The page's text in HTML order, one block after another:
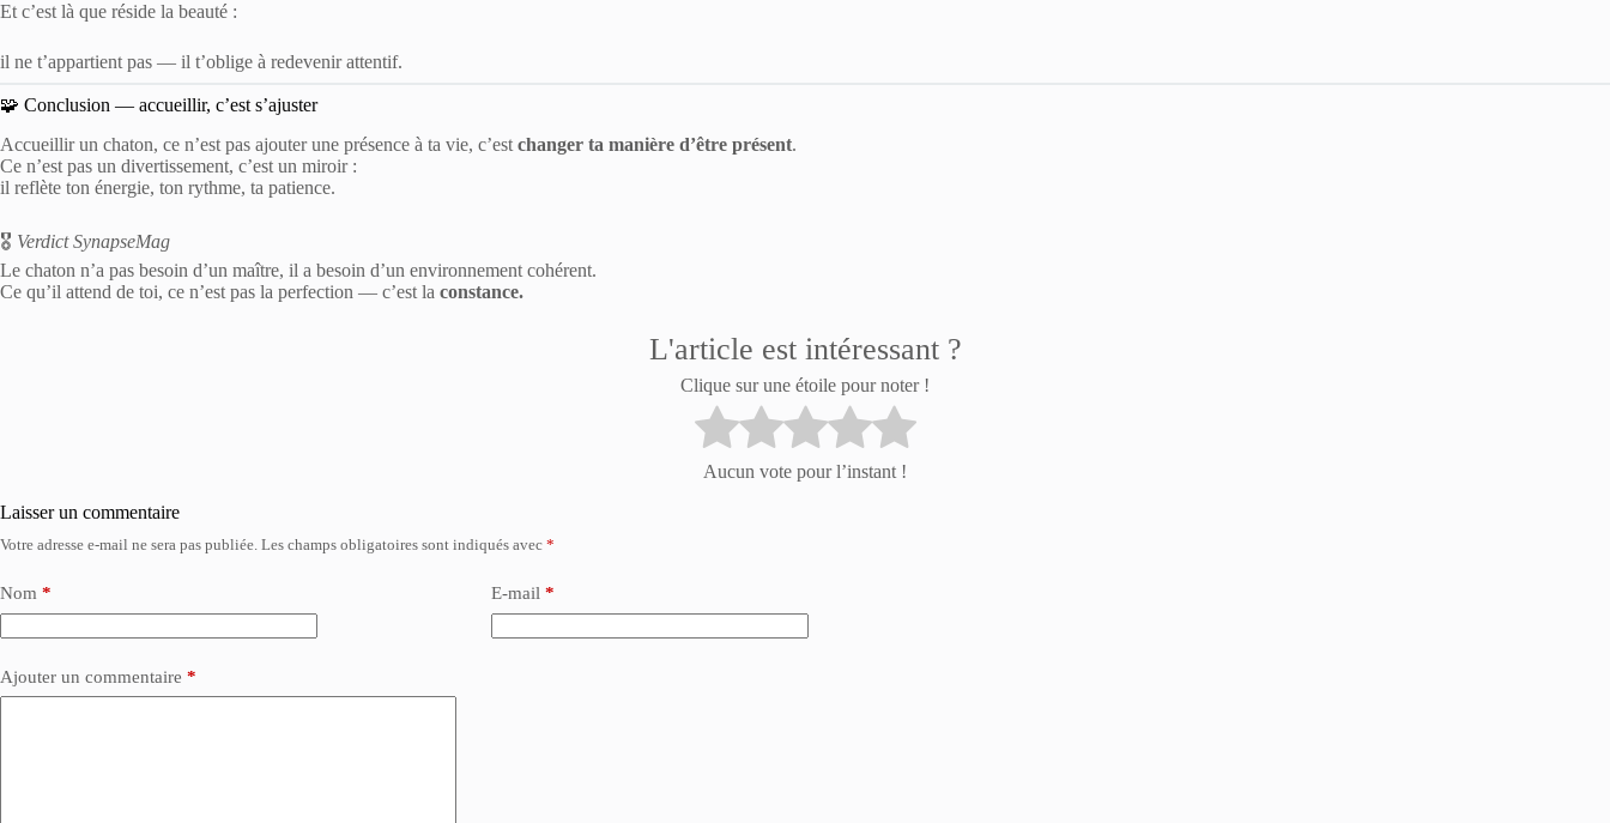
Et c’est là que réside la beauté :
il ne t’appartient pas — il t’oblige à redevenir attentif.
🧩 Conclusion — accueillir, c’est s’ajuster
Accueillir un chaton, ce n’est pas ajouter une présence à ta vie, c’est changer ta manière d’être présent.
Ce n’est pas un divertissement, c’est un miroir :
il reflète ton énergie, ton rythme, ta patience.
🎖️ Verdict SynapseMag
Le chaton n’a pas besoin d’un maître, il a besoin d’un environnement cohérent.
Ce qu’il attend de toi, ce n’est pas la perfection — c’est la constance.
L'article est intéressant ?
Clique sur une étoile pour noter !
Aucun vote pour l’instant !
Laisser un commentaire
Votre adresse e-mail ne sera pas publiée. Les champs obligatoires sont indiqués avec *
Nom * E-mail *
Ajouter un commentaire *